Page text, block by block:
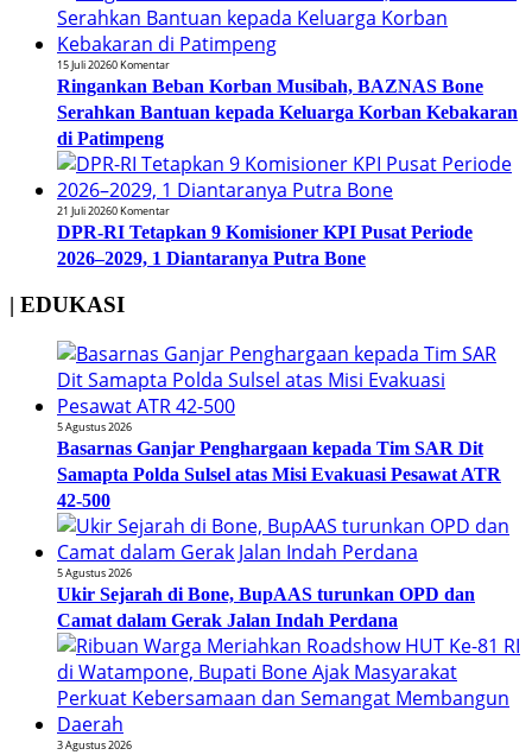
15 Juli 20260 Komentar
Ringankan Beban Korban Musibah, BAZNAS Bone
Serahkan Bantuan kepada Keluarga Korban Kebakaran
di Patimpeng
21 Juli 20260 Komentar
DPR-RI Tetapkan 9 Komisioner KPI Pusat Periode
2026–2029, 1 Diantaranya Putra Bone
| EDUKASI
5 Agustus 2026
Basarnas Ganjar Penghargaan kepada Tim SAR Dit
Samapta Polda Sulsel atas Misi Evakuasi Pesawat ATR
42-500
5 Agustus 2026
Ukir Sejarah di Bone, BupAAS turunkan OPD dan
Camat dalam Gerak Jalan Indah Perdana
3 Agustus 2026